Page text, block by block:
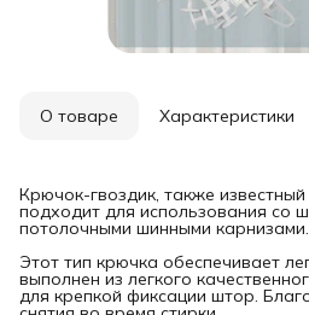
О товаре Характеристики
Крючок-гвоздик, также
подходит для использования со
потолочными шинными карнизами.
Этот тип крючка обеспечивает
выполнен из легкого
для крепкой фиксации штор.